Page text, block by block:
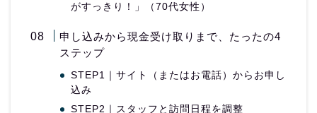
がすっきり！」（70代女性）
申し込みから現金受け取りまで、たったの4
ステップ
STEP1｜サイト（またはお電話）からお申し
込み
STEP2｜スタッフと訪問日程を調整